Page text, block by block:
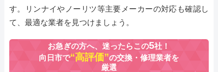
す。リンナイやノーリツ等主要メーカーの対応も確認し
て、最適な業者を見つけましょう。
お急ぎの方へ、迷ったらこの5社！
向日市で“高評価”の交換・修理業者を
厳選